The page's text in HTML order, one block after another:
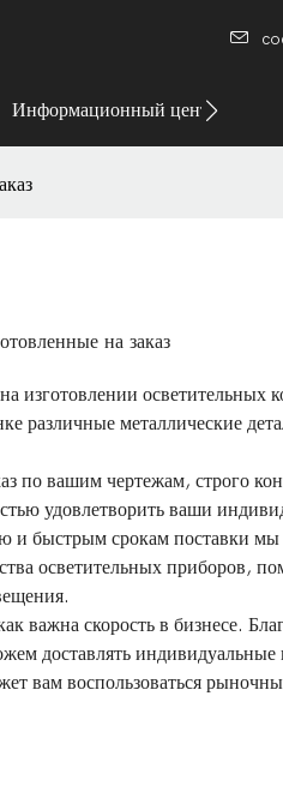
Информационный центр
на заказ
изготовлении
различные металлические
по вашим чертежам, строго
удовлетворить ваши
и быстрым срокам поставки
осветительных приборов,
важна скорость в бизнесе.
доставлять
вам воспользоваться